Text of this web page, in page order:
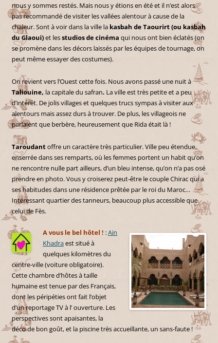
nous y sommes restés. Mais nous y étions en été et il n’est alors
pas recommandé de visiter les vallées alentour à cause de la
chaleur. Sont à voir dans la ville la kasbah de Taourirt (ou kasbah
du Glaoui)et lesstudios de cinéma qui nous ont bien éclatés (on
se promène dans les décors laissés par les équipes de tournage, on
peut même essayer des costumes).
On revient vers l’Ouest cette fois. Nous avons passé une nuit à
Taliouine, la capitale du safran. La ville est très petite et a peu
d’intérêt. De jolis villages et quelques trucs sympas à visiter aux
alentours mais assez durs à trouver. De plus, les villageois ne
parlaient que berbère, heureusement que Rida était là !
Taroudantoffre un caractère très particulier. Ville peu étendue,
enserrée dans ses remparts, où les femmes portent un habit qu’on
ne rencontre nulle part ailleurs, d’un bleu intense, qu’on n’a pas osé
prendre en photo. Vous y croiserez peut-être le couple Chirac qui a
ses habitudes dans une résidence prêtée par le roi du Maroc…
Intéressant quartier des tanneurs, beaucoup plus accessible que
celui de Fès.
A vous le bel hôtel ! :Ain
Khadraest situé à
quelques kilomètres du
centre-ville (voiture obligatoire).
Cette chambre d’hôtes à taille
humaine est tenue par des Français,
dont les péripéties ont fait l’objet
d’un reportage TV à l’ ouverture. Les
perspectives sont apaisantes, la
déco de bon goût, et la piscine très accueillante, un sans-faute !